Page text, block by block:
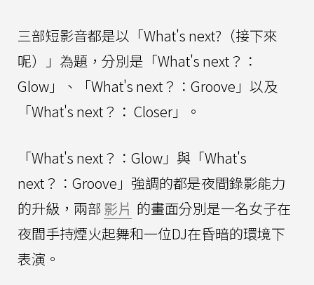
三部短影音都是以「What's next?（接下來
呢）」為題，分別是「What's next？：
Glow」、「What's next？：Groove」以及
「What's next？： Closer」。
「What's next？：Glow」與「What's
next？：Groove」強調的都是夜間錄影能力
的升級，兩部 影片 的畫面分別是一名女子在
夜間手持煙火起舞和一位DJ在昏暗的環境下
表演。